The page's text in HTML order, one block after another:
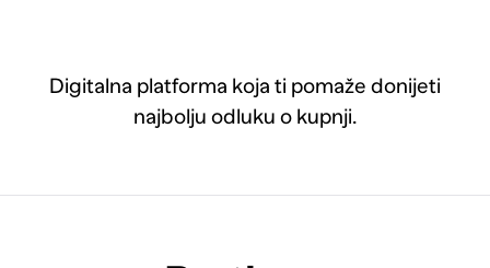
Digitalna platforma koja ti pomaže donijeti
najbolju odluku o kupnji.